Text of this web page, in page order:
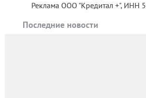
Реклама ООО "Кредитал +", ИНН
Последние новости